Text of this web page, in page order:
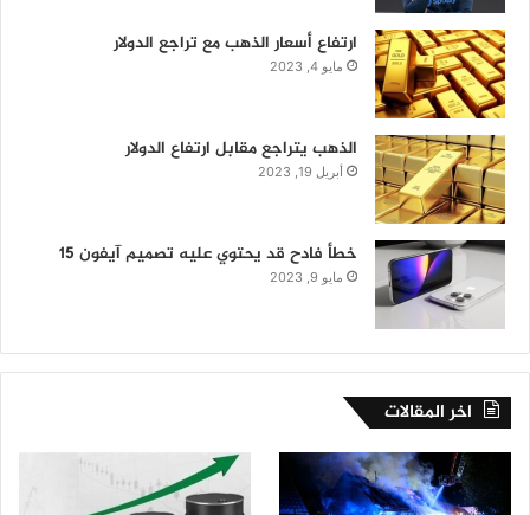
ارتفاع أسعار الذهب مع تراجع الدولار
مايو 4, 2023
الذهب يتراجع مقابل ارتفاع الدولار
أبريل 19, 2023
خطأ فادح قد يحتوي عليه تصميم آيفون 15
مايو 9, 2023
اخر المقالات